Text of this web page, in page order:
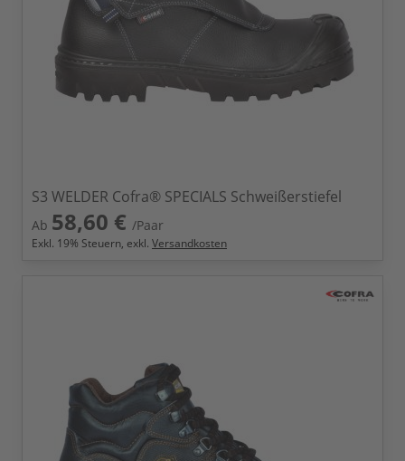
S3 WELDER Cofra® SPECIALS Schweißerstiefel
Ab 58,60 € /Paar
Exkl. 19% Steuern, exkl. Versandkosten